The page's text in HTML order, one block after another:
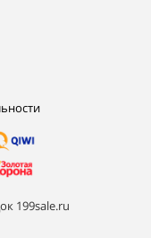
199sale.ru